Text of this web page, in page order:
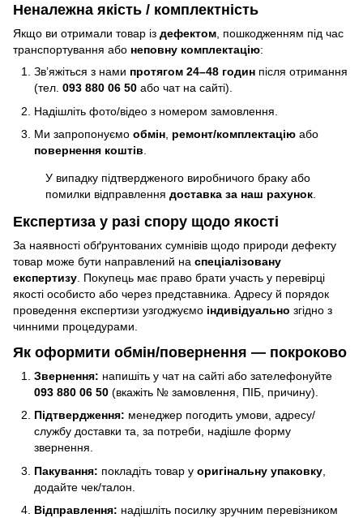
Неналежна якість / комплектність
Якщо ви отримали товар із дефектом, пошкодженням під час
транспортування або неповну комплектацію:
Зв’яжіться з нами протягом 24–48 годин після отримання
(тел. 093 880 06 50 або чат на сайті).
Надішліть фото/відео з номером замовлення.
Ми запропонуємо обмін ремонт/комплектацію або
повернення коштів
У випадку підтвердженого виробничого браку або
помилки відправлення доставка за наш рахунок
Експертиза у разі спору щодо якості
За наявності обґрунтованих сумнівів щодо природи дефекту
товар може бути направлений на спеціалізовану
експертизу. Покупець має право брати участь у перевірці
якості особисто або через представника. Адресу й порядок
проведення експертизи узгоджуємо індивідуально згідно з
чинними процедурами.
Як оформити обмін/повернення — покроково
Звернення: напишіть у чат на сайті або зателефонуйте
093 880 06 50 (вкажіть № замовлення, ПІБ, причину).
Підтвердження: менеджер погодить умови, адресу/
службу доставки та, за потреби, надішле форму
звернення.
Пакування: покладіть товар у оригінальну упаковку
додайте чек/талон.
Відправлення: надішліть посилку зручним перевізником